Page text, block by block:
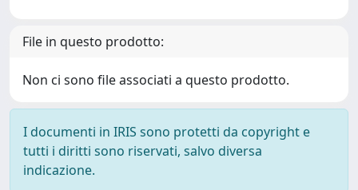
File in questo prodotto:
Non ci sono file associati a questo prodotto.
I documenti in IRIS sono protetti da copyright e
tutti i diritti sono riservati, salvo diversa
indicazione.